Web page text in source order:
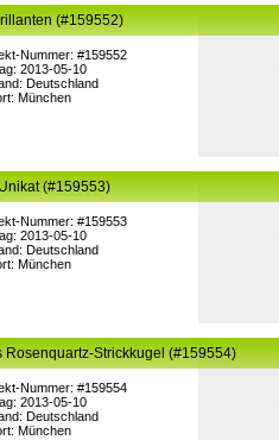
Nummer: #159552
2013-05-10
Deutschland
München
(#159552)
Nummer: #159553
2013-05-10
Deutschland
München
(#159553)
Nummer: #159554
2013-05-10
Deutschland
München
Strickkugel (#159554)